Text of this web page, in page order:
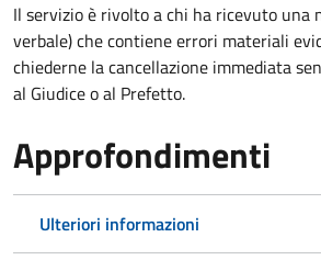
Il servizio è rivolto a chi ha ricevuto una
verbale) che contiene errori materiali
chiederne la cancellazione immediata
al Giudice o al Prefetto.
Approfondimenti
Ulteriori informazioni